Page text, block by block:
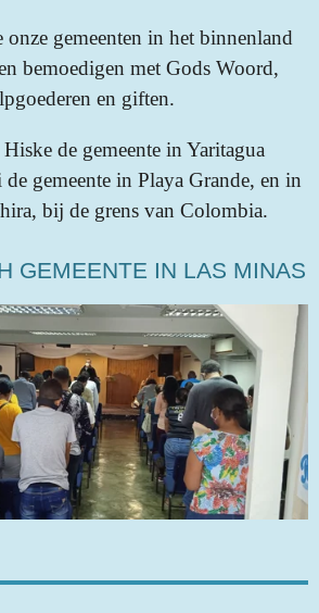
gemeenten in het binnenland
bemoedigen met Gods Woord,
en giften.
de gemeente in Yaritagua
gemeente in Playa Grande, en in
bij de grens van Colombia.
GEMEENTE IN LAS MINAS